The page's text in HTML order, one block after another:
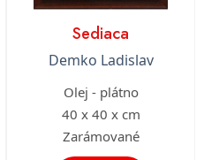
Sediaca
Demko Ladislav
Olej - plátno
40 x 40 x cm
Zarámované